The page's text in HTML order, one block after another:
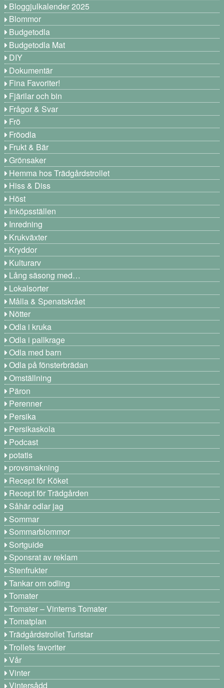
Bloggjulkalender 2025
Blommor
Budgetodla
Budgetodla Mat
DIY
Dokumentär
Fina Favoriter!
Fjärilar och bin
Frågor & Svar
Frö
Fröodla
Frukt & Bär
Grönsaker
Hemma hos Trädgårdstrollet
Hiss & Diss
Höst
Inköpsställen
Inredning
Krukväxter
Kryddor
Kulturarv
Lång säsong med…
Lokalsorter
Målla & Spenatskrået
Nötter
Odla i kruka
Odla i pallkrage
Odla med barn
Odla på fönsterbrädan
Omställning
Päron
Perenner
Persika
Persikaskola
Podcast
potatis
provsmakning
Recept för Köket
Recept för Trädgården
Såhär odlar jag
Sommar
Sommarblommor
Sortguide
Sponsrat av reklam
Stenfrukter
Tankar om odling
Tomater
Tomater – Vinterns Tomater
Tomatplan
Trädgårdstrollet Turistar
Trollets favoriter
Vår
Vinter
Vintersådd